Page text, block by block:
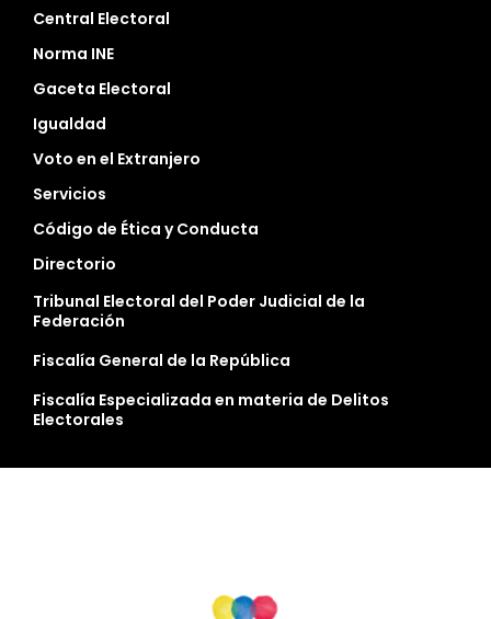
Central Electoral
Norma INE
Gaceta Electoral
Igualdad
Voto en el Extranjero
Servicios
Código de Ética y Conducta
Directorio
Tribunal Electoral del Poder Judicial de la
Federación
Fiscalía General de la República
Fiscalía Especializada en materia de Delitos
Electorales